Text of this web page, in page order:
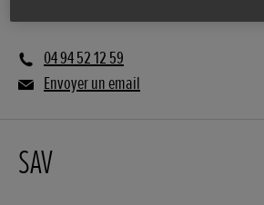
04 94 52 12 59
Envoyer un email
SAV